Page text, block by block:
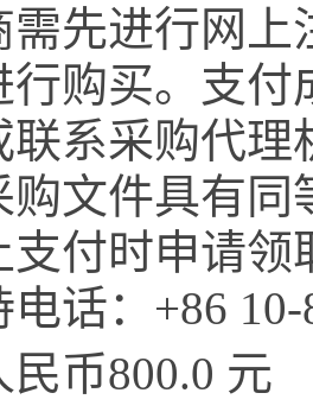
需先进行网
行购买。支付
联系采购代
购文件具有同
支付时申请
话： +86
民币800.0 元